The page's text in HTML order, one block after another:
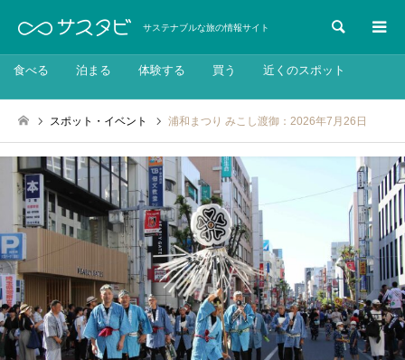
サステナブルな旅の情報サイト 検索
食べる 泊まる 体験する 買う 近くのスポット
スポット・イベント 浦和まつり みこし渡御：2026年7月26日